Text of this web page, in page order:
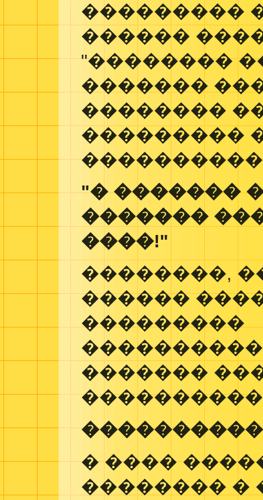
���������
������
"��������
�������
��������
���������
"� �������
�������
����!"
��������,
������
���������
�������
� ����
�������� �